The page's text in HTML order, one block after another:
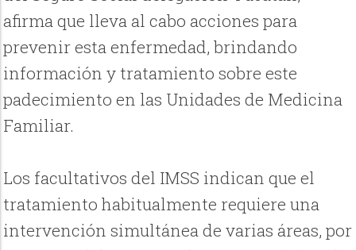
afirma que lleva al cabo acciones para
prevenir esta enfermedad, brindando
información y tratamiento sobre este
padecimiento en las Unidades de Medicina
Familiar.
Los facultativos del IMSS indican que el
tratamiento habitualmente requiere una
intervención simultánea de varias áreas, por